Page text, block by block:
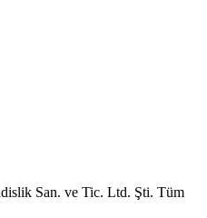
San. ve Tic. Ltd. Şti. Tüm